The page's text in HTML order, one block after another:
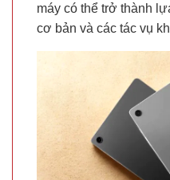
máy có thể trở thành
cơ bản và các tác vụ